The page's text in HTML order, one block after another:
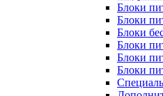
Блоки
Блоки
Блоки
Блоки
Блоки
Блоки